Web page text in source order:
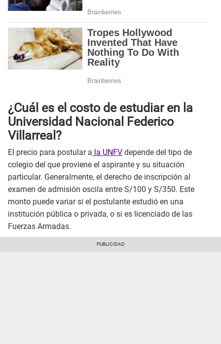
¿Cuál es el costo de estudiar en la
Universidad Nacional Federico
Villarreal?
El precio para postular a la UNFV depende del tipo de
colegio del que proviene el aspirante y su situación
particular. Generalmente, el derecho de inscripción al
examen de admisión oscila entre S/100 y S/350. Este
monto puede variar si el postulante estudió en una
institución pública o privada, o si es licenciado de las
Fuerzas Armadas.